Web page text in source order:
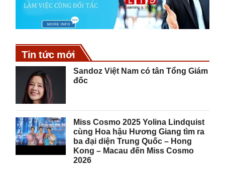
Tin tức mới
Sandoz Việt Nam có tân Tổng Giám
đốc
Miss Cosmo 2025 Yolina Lindquist
cùng Hoa hậu Hương Giang tìm ra
ba đại diện Trung Quốc – Hong
Kong – Macau đến Miss Cosmo
2026